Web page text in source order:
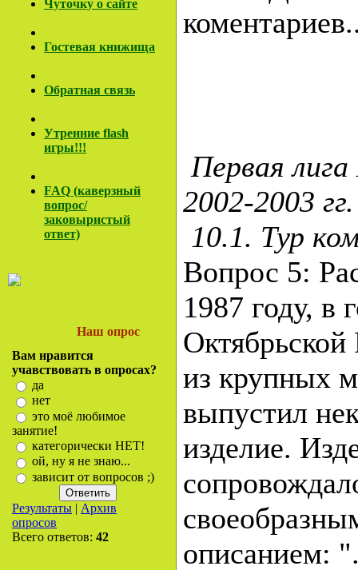
Чуточку о сайте
Гостевая книжища
Обратная связь
Утренние flash
игры!!!
FAQ (каверзный
вопрос/
заковыристый
ответ)
Наш опрос
Вам нравится
учавствовать в опросах?
да
нет
это моё любимое
занятие!
категорически НЕТ!
ой, ну я не знаю...
зависит от вопросов ;)
Результаты | Архив
опросов
Всего ответов: 42
Первая
2002-2003
10.1. Тур
Вопрос 5:
1987 году, в
из крупных
выпустил
изделие.
описанием: